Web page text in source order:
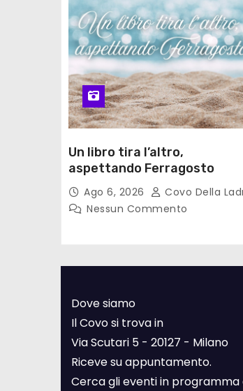
Un libro tira l’altro,
aspettando Ferragosto
Ago 6, 2026
Covo Della
Nessun Commento
Dove siamo
Il Covo si trova in
Via Scutari 5 - 20127 - Milano
Riceve su appuntamento.
Cerca gli eventi in programma